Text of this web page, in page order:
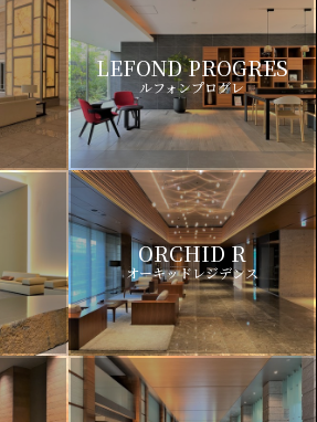
LEFOND PROGRES
ルフォンプログレ
ORCHID R
オーキッドレジデンス